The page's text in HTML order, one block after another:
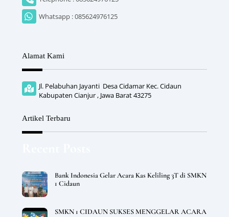
Whatsapp : 085624976125
Alamat Kami
Jl. Pelabuhan Jayanti Desa Cidamar Kec. Cidaun
Kabupaten Cianjur , Jawa Barat 43275
Artikel Terbaru
Bank Indonesia Gelar Acara Kas Keliling 3T di SMKN
1 Cidaun
SMKN 1 CIDAUN SUKSES MENGGELAR ACARA